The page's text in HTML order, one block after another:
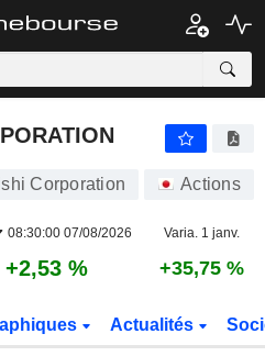
Corporation Actions
08:30:00 07/08/2026 Varia. 1 janv.
+2,53 % +35,75 %
Actualités